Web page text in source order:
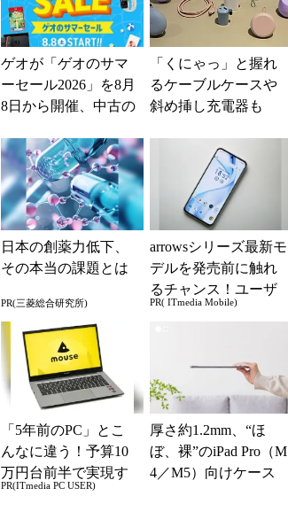
ゲオが「ゲオのサマ
ーセール2026」を8月
8日から開催、中古の
得に
「くにゃっ」と握れ
るケーブルケースや
斜め挿し充電器も
ランド「soft」のアイ
日本の創薬力低下、
その本当の課題とは
PR(三菱総合研究所)
arrowsシリーズ最新モ
デルを発売前に触れ
るチャンス！ユーザ
ー座談会開催
PR( ITmedia Mobile)
「5年前のPC」とこ
んなに違う！予算10
万円台前半で実現す
る快適PCライフ
PR(ITmedia PC USER)
厚さ約1.2mm、“ほ
ぼ、裸”のiPad Pro（M
4／M5）向けケース